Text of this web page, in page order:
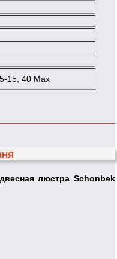
15, 40 Max
люстра Schonbek